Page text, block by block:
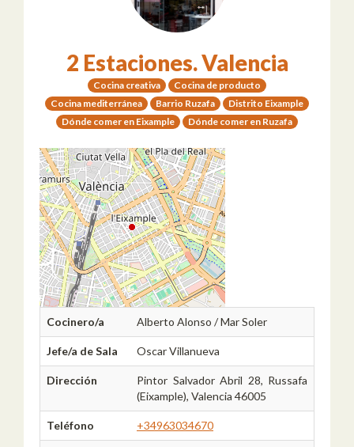
2 Estaciones. Valencia
Cocina creativa
Cocina de producto
Cocina mediterránea
Barrio Ruzafa
Distrito Eixample
Dónde comer en Eixample
Dónde comer en Ruzafa
Cocinero/a Alberto Alonso / Mar Soler
Jefe/a de Sala Oscar Villanueva
Dirección
Pintor Salvador Abril 28, Russafa
(Eixample), Valencia 46005
Teléfono +34963034670